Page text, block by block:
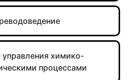
химико-
процессами